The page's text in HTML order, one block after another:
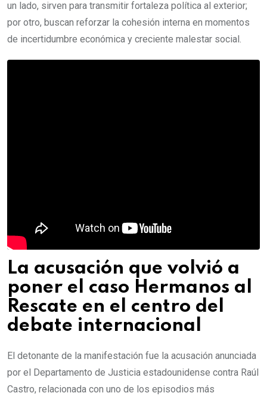
un lado, sirven para transmitir fortaleza política al exterior;
por otro, buscan reforzar la cohesión interna en momentos
de incertidumbre económica y creciente malestar social.
La acusación que volvió a
poner el caso Hermanos al
Rescate en el centro del
debate internacional
El detonante de la manifestación fue la acusación anunciada
por el Departamento de Justicia estadounidense contra Raúl
Castro, relacionada con uno de los episodios más